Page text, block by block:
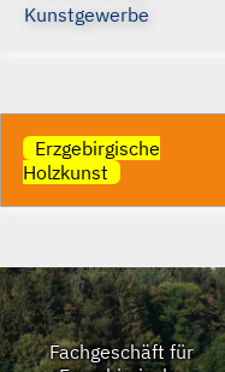
Kunstgewerbe
Erzgebirgische
Holzkunst
Fachgeschäft für